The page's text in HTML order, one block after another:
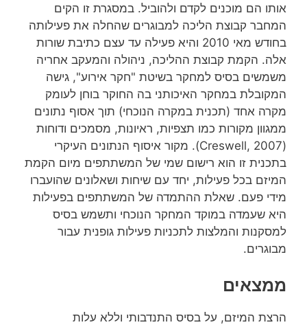
אותו הם מוכנים לקדם ולהוביל. במסגרת זו הקים
המחבר קבוצת הליכה למבוגרים שהחלה את פעילותה
בחודש מאי 2010 והיא פעילה עד עצם כתיבת שורות
אלה. הקמת קבוצת ההליכה, ניהולה והמעקב אחריה
משמשים בסיס למחקר בשיטת "חקר אירוע", גישה
המקובלת במחקר האיכותני בה החוקר בוחן לעומק
מקרה אחד (תכנית במקרה הנוכחי) תוך אסוף נתונים
ממגוון מקורות כמו תצפיות, ראיונות, מסמכים ודוחות
(Creswell, 2007). מקור איסוף הנתונים העיקרי
בתכנית זו הוא רישום שמי של המשתתפים מיום הקמת
המיזם בכל פעילות, יחד עם שיחות ושאלונים שהועברו
מידי פעם. שאלת ההתמדה של המשתתפים בפעילות
היא שעמדה במוקד המחקר הנוכחי ותשמש בסיס
למסקנות והמלצות לתכניות פעילות גופנית עבור
מבוגרים.
ממצאים
הרצת המיזם, על בסיס התנדבותי וללא עלות